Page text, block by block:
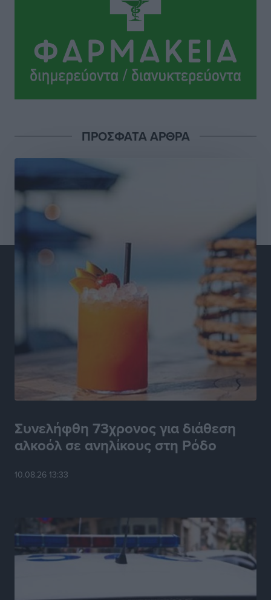
Τουρισμός: «Φτωχός συγγενής κάμπινγκ και
Ειδήσεις• πριν 5 ώρες
Έφυγε από τη ζωή ο επί σειρά ετών εφημέριος στον
ΠΡΟΣΦΑΤΑ ΑΡΘΡΑ
Συνελήφθη 73χρονος για διάθεση
αλκοόλ σε ανηλίκους στη Ρόδο
10.08.26 13:33